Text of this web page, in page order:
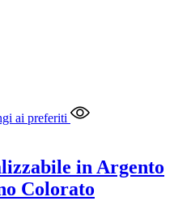
ai preferiti
in Argento
Colorato